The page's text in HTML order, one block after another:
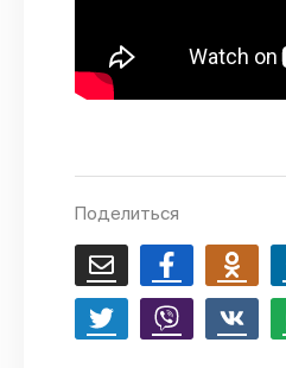
Поделиться